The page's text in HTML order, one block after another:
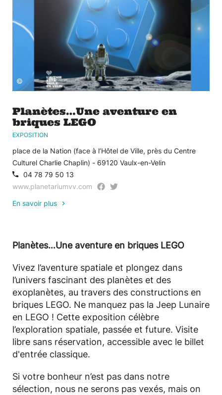
©
Planètes…Une aventure en
briques LEGO
EXPOSITION
place de la Nation (face à l’Hôtel de Ville, près du Centre
Culturel Charlie Chaplin) - 69120 Vaulx-en-Velin
04 78 79 50 13
www.planetariumvv.com
En savoir plus
Planètes…Une aventure en briques LEGO
Vivez l’aventure spatiale et plongez dans
l’univers fascinant des planètes et des
exoplanètes, au travers des constructions en
briques LEGO. Ne manquez pas la Jeep Lunaire
en LEGO ! Cette exposition célèbre
l’exploration spatiale, passée et future. Visite
libre sans réservation, accessible avec le billet
d'entrée classique.
Si votre bonheur n’est pas dans notre
sélection, nous ne serons pas vexés, mais on